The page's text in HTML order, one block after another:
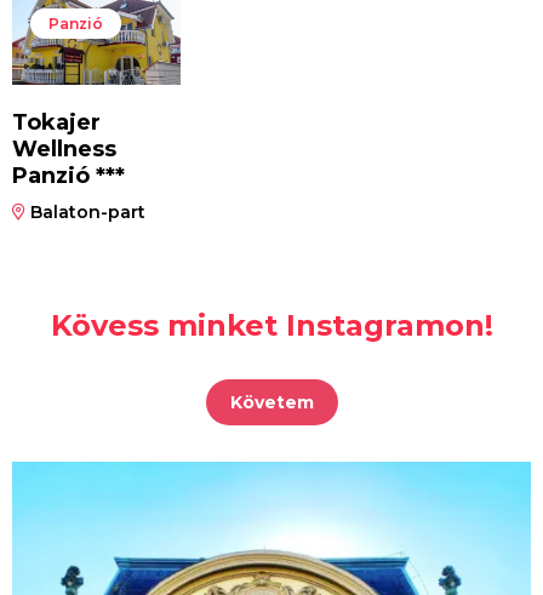
Panzió
Tokajer
Wellness
Panzió ***
Balaton-part
Kövess minket Instagramon!
Követem